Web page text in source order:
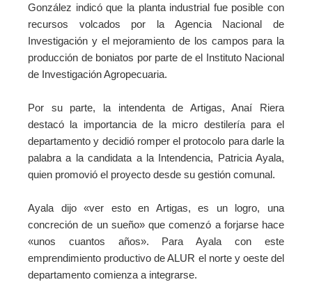
González indicó que la planta industrial fue posible con
recursos volcados por la Agencia Nacional de
Investigación y el mejoramiento de los campos para la
producción de boniatos por parte de el Instituto Nacional
de Investigación Agropecuaria.
Por su parte, la intendenta de Artigas, Anaí Riera
destacó la importancia de la micro destilería para el
departamento y decidió romper el protocolo para darle la
palabra a la candidata a la Intendencia, Patricia Ayala,
quien promovió el proyecto desde su gestión comunal.
Ayala dijo «ver esto en Artigas, es un logro, una
concreción de un sueño» que comenzó a forjarse hace
«unos cuantos años». Para Ayala con este
emprendimiento productivo de ALUR el norte y oeste del
departamento comienza a integrarse.